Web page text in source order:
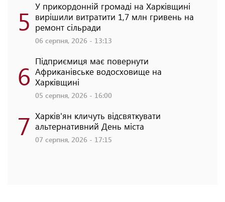
5 У прикордонній громаді на Харківщині
вирішили витратити 1,7 млн гривень на
ремонт сільради
06 серпня, 2026 - 13:13
6 Підприємиця має повернути
Африканівське водосховище на
Харківщині
05 серпня, 2026 - 16:00
7 Харків'ян кличуть відсвяткувати
альтернативний День міста
07 серпня, 2026 - 17:15